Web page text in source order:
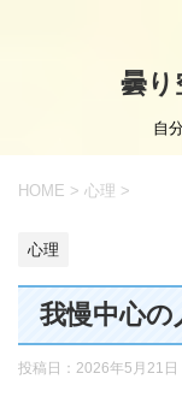
曇り
自
HOME > 心理 >
心理
我慢中心
投稿日： 2026年5月21日